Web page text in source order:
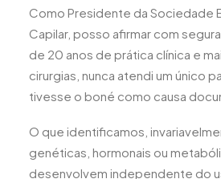
Como Presidente da Sociedade
Capilar, posso afirmar com
de 20 anos de prática clínica e
cirurgias, nunca atendi um único
tivesse o boné como causa
O que identificamos,
genéticas, hormonais ou
desenvolvem independente do